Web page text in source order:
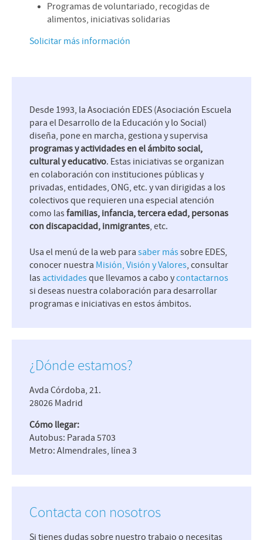
Programas de voluntariado, recogidas de
alimentos, iniciativas solidarias
Solicitar más información
Desde 1993, la Asociación EDES (Asociación Escuela
para el Desarrollo de la Educación y lo Social)
diseña, pone en marcha, gestiona y supervisa
programas y actividades en el ámbito social,
cultural y educativo. Estas iniciativas se organizan
en colaboración con instituciones públicas y
privadas, entidades, ONG, etc. y van dirigidas a los
colectivos que requieren una especial atención
como lasfamilias, infancia, tercera edad, personas
con discapacidad, inmigrantes, etc.
Usa el menú de la web para saber mássobre EDES,
conocer nuestra Misión, Visión y Valores, consultar
las actividadesque llevamos a cabo ycontactarnos
si deseas nuestra colaboración para desarrollar
programas e iniciativas en estos ámbitos.
¿Dónde estamos?
Avda Córdoba, 21.
28026 Madrid
Cómo llegar:
Autobus: Parada 5703
Metro: Almendrales, línea 3
Contacta con nosotros
Si tienes dudas sobre nuestro trabajo o necesitas